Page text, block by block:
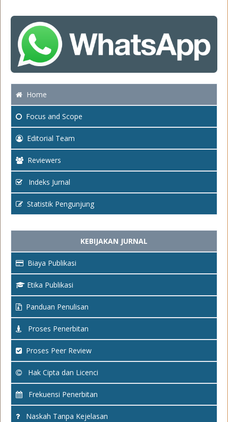
Home
Focus and Scope
Editorial Team
Reviewers
Indeks Jurnal
Statistik Pengunjung
KEBIJAKAN JURNAL
Biaya Publikasi
Etika Publikasi
Panduan Penulisan
Proses Penerbitan
Proses Peer Review
Hak Cipta dan Licenci
Frekuensi Penerbitan
Naskah Tanpa Kejelasan